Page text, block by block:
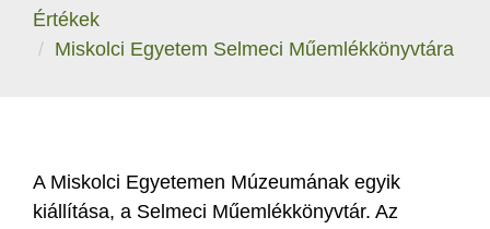
Értékek
Miskolci Egyetem Selmeci Műemlékkönyvtára
A Miskolci Egyetemen Múzeumának egyik
kiállítása, a Selmeci Műemlékkönyvtár. Az